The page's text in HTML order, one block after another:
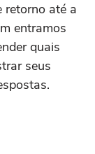
retorno até a
entramos
quais
seus